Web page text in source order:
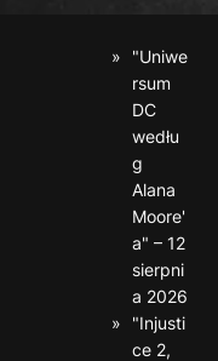
"Uniwe
rsum
DC
wedłu
g
Alana
Moore'
a" – 12
sierpni
a 2026
"Injusti
ce 2,